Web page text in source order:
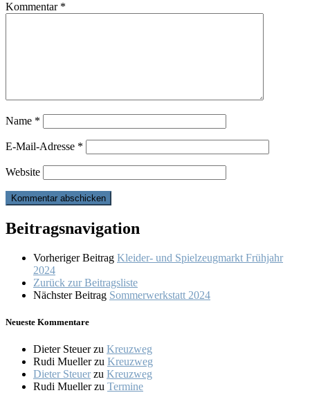
Kommentar *
Name *
E-Mail-Adresse *
Website
Beitragsnavigation
Vorheriger Beitrag Kleider- und Spielzeugmarkt Frühjahr
2024
Zurück zur Beitragsliste
Nächster Beitrag Sommerwerkstatt 2024
Neueste Kommentare
Dieter Steuerzu Kreuzweg
Rudi Muellerzu Kreuzweg
Dieter Steuerzu Kreuzweg
Rudi Muellerzu Termine